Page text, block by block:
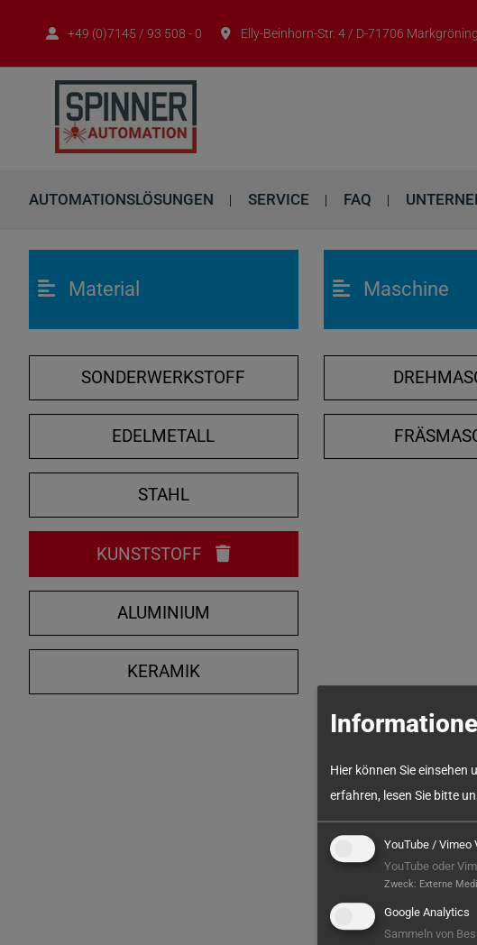
+49 (0)7145 / 93 508 - 0 Elly-Beinhorn-Str. 4 / D-71706
AUTOMATIONSLÖSUNGEN SERVICE FAQ
Material
SONDERWERKSTOFF
EDELMETALL
STAHL
KUNSTSTOFF
ALUMINIUM
KERAMIK
Maschine
Hier können Sie
erfahren, lesen Sie bitte
YouTube / Vimeo
YouTube oder
Zweck: Externe
Google Analytics
Sammeln von